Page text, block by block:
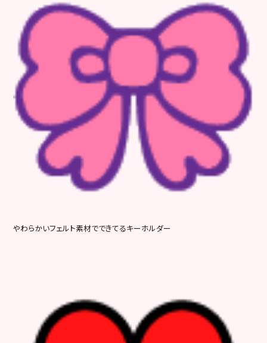
やわらかいフェルト素材でできてるキーホルダー